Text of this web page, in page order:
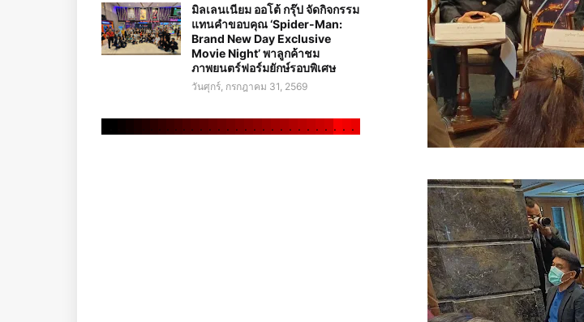
มิลเลนเนียม ออโต้ กรุ๊ป จัดกิจกรรม
แทนคำขอบคุณ ‘Spider-Man:
Brand New Day Exclusive
Movie Night’ พาลูกค้าชม
ภาพยนตร์ฟอร์มยักษ์รอบพิเศษ
วันศุกร์, กรกฎาคม 31, 2569
. . . . . . . . . . . . . . . . . . . . . . . .